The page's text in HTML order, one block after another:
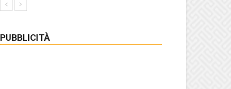
PUBBLICITÀ